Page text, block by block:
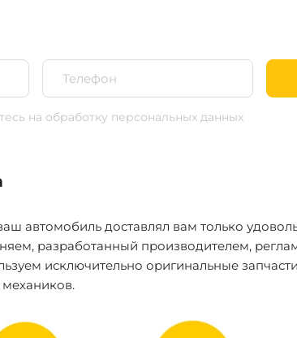
на обработку персональных данных
автомобиль доставлял вам только
разработанный производителем,
исключительно оригинальные